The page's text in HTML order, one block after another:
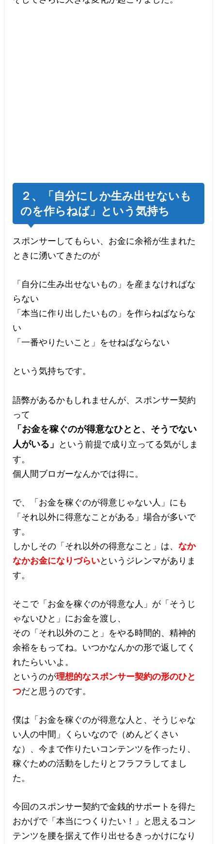
２、「自分にしか生み出せないも
のを作らねば」という気持ち
スポンサーしてもらい、お金に余裕が生まれた
ときに湧いてきたのが
「自分に生み出せないもの」を産まなければな
らない
「本当に作り出したいもの」を作らねばならな
い
「一番やりたいこと」をせねばならない
という気持ちです。
語弊があるかもしれませんが、スポンサー契約
って
「お金を稼ぐのが得意なひとと、そうでない
人がいる」 という前提で成り立ってる気がしま
す。
個人間ブロガーなんかでは得に。
で、「お金を稼ぐのが得意じゃない人」にも
「それ以外に得意なことがある」場合が多いで
す。
しかしその「それ以外の得意なこと」は、なか
なかお金になりづらいというジレンマがありま
す。
そこで「お金を稼ぐのが得意な人」が「そうじ
ゃないひと」にお金を渡し、
その「それ以外のこと」をやる時間的、精神的
余裕をもってね。いつかなんかの形で返してく
れたらいいよ。
というのが理想的なスポンサー契約の形のひと
つだと思うのです。
僕は「お金を稼ぐのが得意な人と、そうじゃな
い人の中間」くらいなので（めんどくさい
な）、今まで作りたいコンテンツを作ったり、
稼ぐための活動をしたりとフラフラしてまし
た。
今回のスポンサー契約で金銭的サポートを得た
おかげで「本当につくりたい！」と思えるコン
テンツを腰を据えて作り出せるきっかけになり